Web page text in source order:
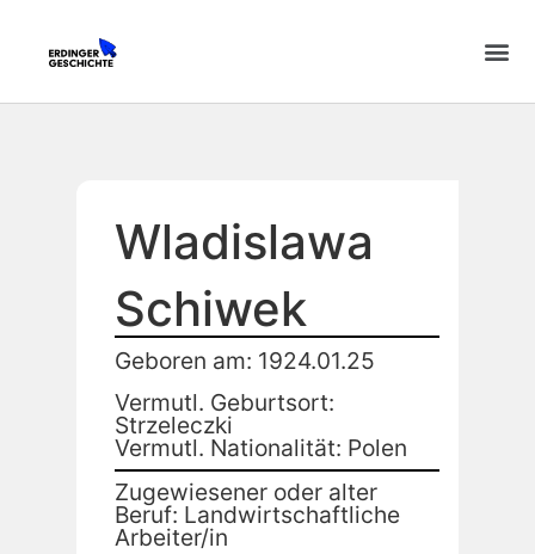
Wladislawa
Schiwek
Geboren am: 1924.01.25
Vermutl. Geburtsort:
Strzeleczki
Vermutl. Nationalität: Polen
Zugewiesener oder alter
Beruf: Landwirtschaftliche
Arbeiter/in